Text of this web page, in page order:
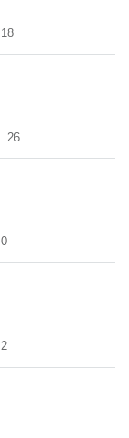
18
26
0
2